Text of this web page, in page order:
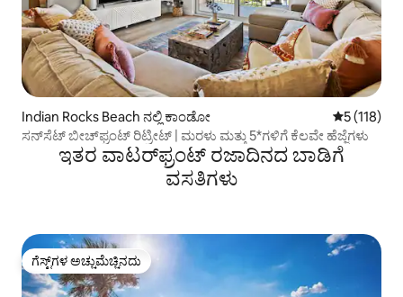
Indian Rocks Beach ನಲ್ಲಿ ಕಾಂಡೋ 5 ರಲ್ಲಿ 5
5 (118)
ಸನ್‌ಸೆಟ್ ಬೀಚ್‌ಫ್ರಂಟ್ ರಿಟ್ರೀಟ್ | ಮರಳು ಮತ್ತು 5*ಗಳಿಗೆ ಕೆಲವೇ ಹೆಜ್ಜೆಗಳು
ಇತರ ವಾಟರ್‌ಫ್ರಂಟ್ ರಜಾದಿನದ ಬಾಡಿಗೆ
ವಸತಿಗಳು
ಗೆಸ್ಟ್‌ಗಳ ಅಚ್ಚುಮೆಚ್ಚಿನದು
ಗೆಸ್ಟ್‌ಗಳ ಅಚ್ಚುಮೆಚ್ಚಿನದು